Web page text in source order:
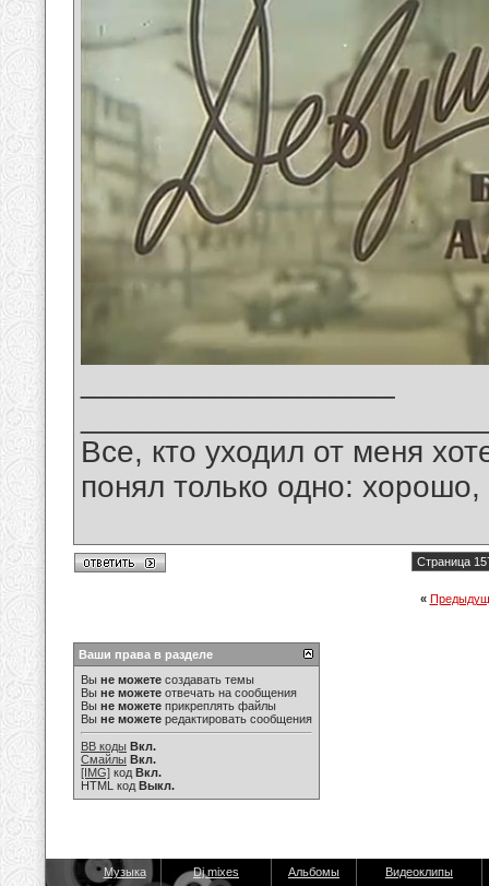
Все, кто уходил от меня
понял только одно:
Страница
«
Ваши права в разделе
Вы не можете создавать темы
Вы не можете отвечать на сообщения
Вы не можете прикреплять файлы
Вы не можете редактировать сообщения
BB коды Вкл.
Смайлы Вкл.
[IMG] код Вкл.
HTML код Выкл.
Музыка Dj mixes Альбомы Видеоклипы